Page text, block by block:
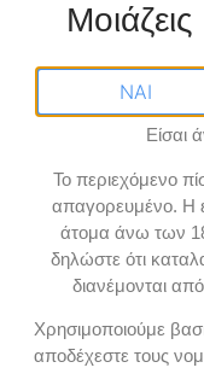
SE
Φίλτρα
Εύρος
24 €
Μοιάζεις
ΝΑΙ
Είσαι
Το περιεχόμενο
απαγορευμένο. Η
άτομα άνω των
δηλώστε ότι
διανέμονται
Χρησιμοποιούμε
αποδέχεστε τους